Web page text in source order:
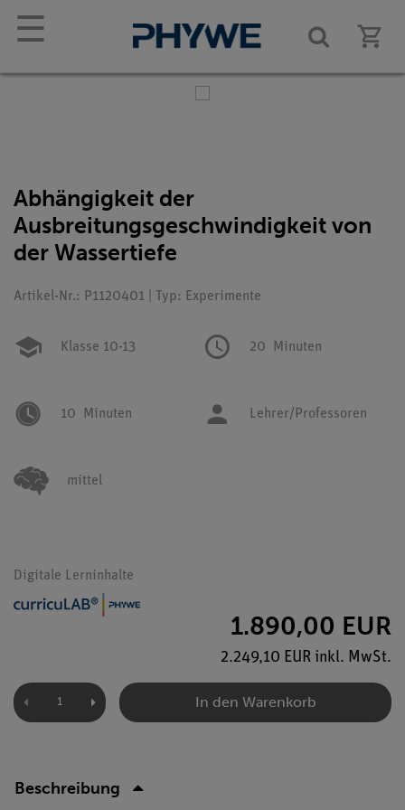
☰
Abhängigkeit der
Ausbreitungsgeschwindigkeit von
der Wassertiefe
Artikel-Nr.: P1120401 | Typ: Experimente
Klasse 10-13 20 Minuten
10 Minuten Lehrer/Professoren
mittel
Digitale Lerninhalte
1.890,00 EUR
2.249,10 EUR inkl. MwSt.
In den Warenkorb
Beschreibung